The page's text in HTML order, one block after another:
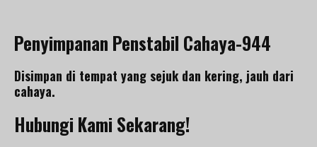
Penyimpanan Penstabil Cahaya-944
Disimpan di tempat yang sejuk dan kering, jauh dari
cahaya.
Hubungi Kami Sekarang!